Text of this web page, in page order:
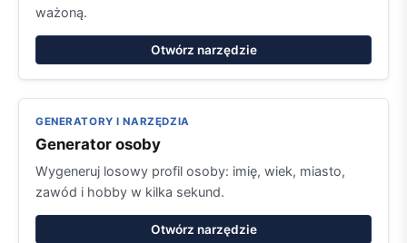
ważoną.
Otwórz narzędzie
GENERATORY I NARZĘDZIA
Generator osoby
Wygeneruj losowy profil osoby: imię, wiek, miasto,
zawód i hobby w kilka sekund.
Otwórz narzędzie